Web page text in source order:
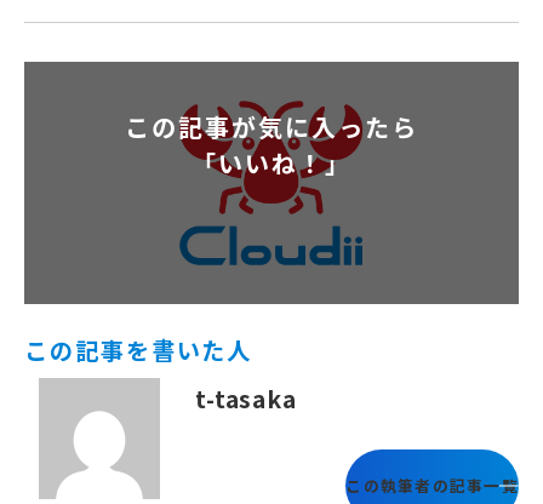
この記事が気に入ったら
「いいね！」
この記事を書いた人
t-tasaka
この執筆者の記事一覧